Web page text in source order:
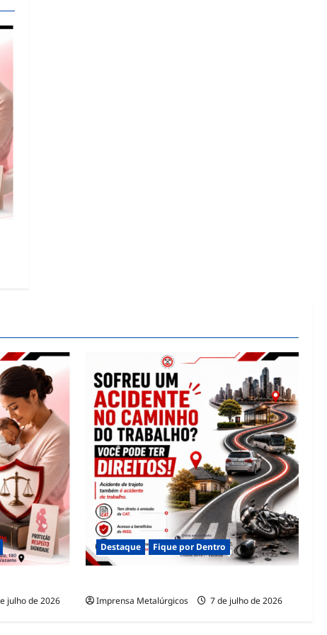
julho de 2026
Destaque Fique por Dentro
Imprensa Metalúrgicos
7 de julho de 2026